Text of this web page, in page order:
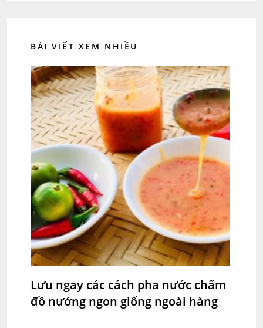
BÀI VIẾT XEM NHIỀU
Lưu ngay các cách pha nước chấm
đồ nướng ngon giống ngoài hàng